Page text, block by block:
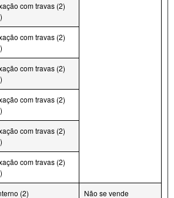
com travas (2)
com travas (2)
com travas (2)
com travas (2)
com travas (2)
com travas (2)
(2) Não se vende